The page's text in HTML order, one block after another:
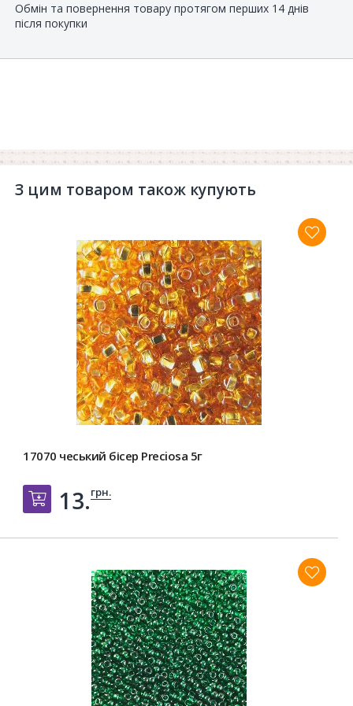
Обмін та повернення товару протягом перших 14 днів
після покупки
З цим товаром також купують
17070 чеський бісер Preciosa 5г
Добавить в корзину
13.грн.